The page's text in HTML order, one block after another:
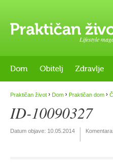
Lifestyle
Dom Obitelj Zdravlje
Praktičan život › Dom › Praktičan dom ›
ID-10090327
Datum objave: 10.05.2014 Komentara: